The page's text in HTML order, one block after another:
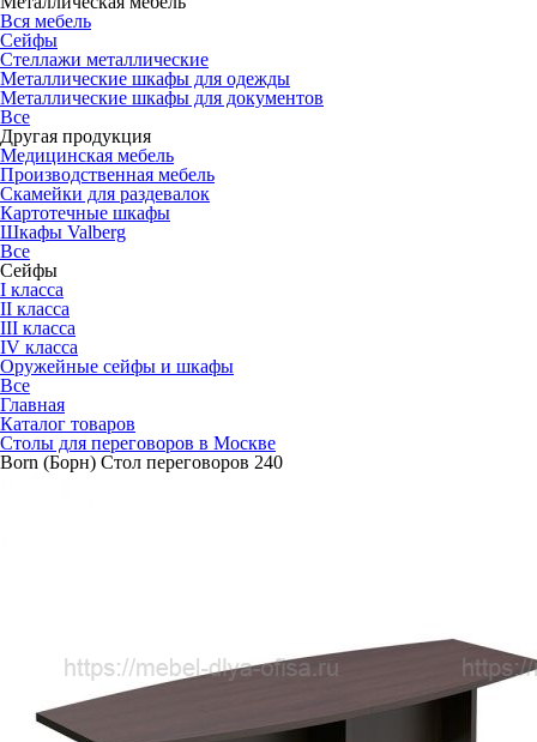
Вся мебель
Сейфы
Стеллажи металлические
Металлические шкафы для одежды
Металлические шкафы для документов
Все
Другая продукция
Медицинская мебель
Производственная мебель
Скамейки для раздевалок
Картотечные шкафы
Шкафы Valberg
Все
Сейфы
I класса
II класса
III класса
IV класса
Оружейные сейфы и шкафы
Все
Главная
Каталог товаров
Столы для переговоров в Москве
Born (Борн) Стол переговоров 240